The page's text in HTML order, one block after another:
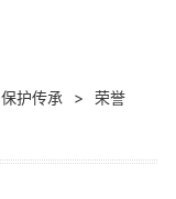
保护传承 > 荣誉